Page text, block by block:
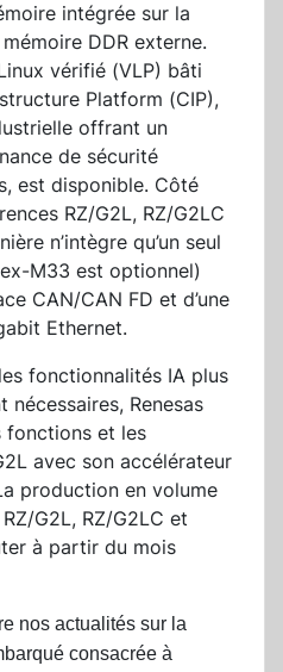
intégrée sur la
DDR externe.
vérifié (VLP) bâti
Platform (CIP),
offrant un
de sécurité
est disponible. Côté
RZ/G2L, RZ/G2LC
n’intègre qu’un seul
M33 est optionnel)
CAN/CAN FD et d’une
Ethernet.
fonctionnalités IA plus
nécessaires, Renesas
fonctions et les
avec son accélérateur
production en volume
G2L, RZ/G2LC et
à partir du mois
nos actualités sur la
consacrée à